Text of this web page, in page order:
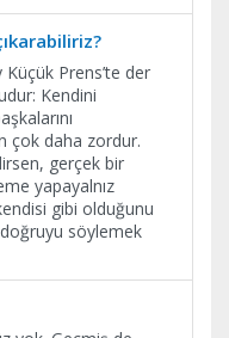
Prens’te der
Kendini
çok daha zordur.
gerçek bir
yapayalnız
gibi olduğunu
söylemek